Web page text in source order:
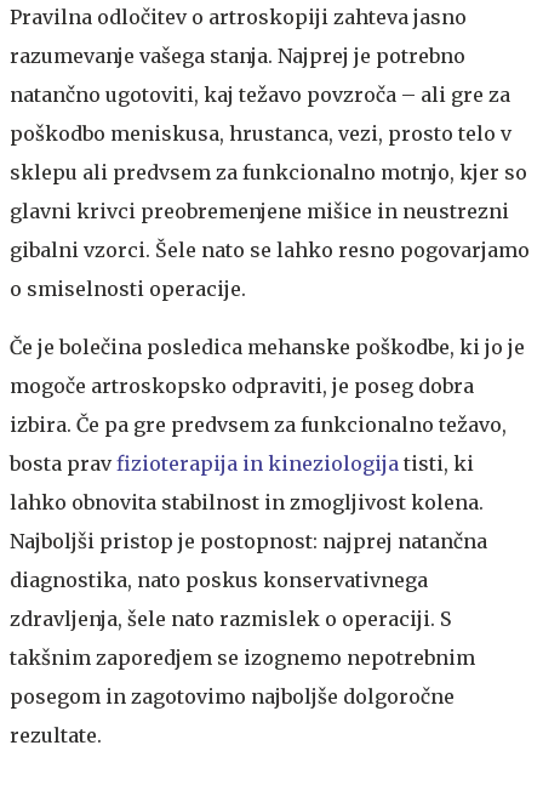
Pravilna odločitev o artroskopiji zahteva jasno
razumevanje vašega stanja. Najprej je potrebno
natančno ugotoviti, kaj težavo povzroča – ali gre za
poškodbo meniskusa, hrustanca, vezi, prosto telo v
sklepu ali predvsem za funkcionalno motnjo, kjer so
glavni krivci preobremenjene mišice in neustrezni
gibalni vzorci. Šele nato se lahko resno pogovarjamo
o smiselnosti operacije.
Če je bolečina posledica mehanske poškodbe, ki jo je
mogoče artroskopsko odpraviti, je poseg dobra
izbira. Če pa gre predvsem za funkcionalno težavo,
bosta pravfizioterapija in kineziologija tisti, ki
lahko obnovita stabilnost in zmogljivost kolena.
Najboljši pristop je postopnost: najprej natančna
diagnostika, nato poskus konservativnega
zdravljenja, šele nato razmislek o operaciji. S
takšnim zaporedjem se izognemo nepotrebnim
posegom in zagotovimo najboljše dolgoročne
rezultate.